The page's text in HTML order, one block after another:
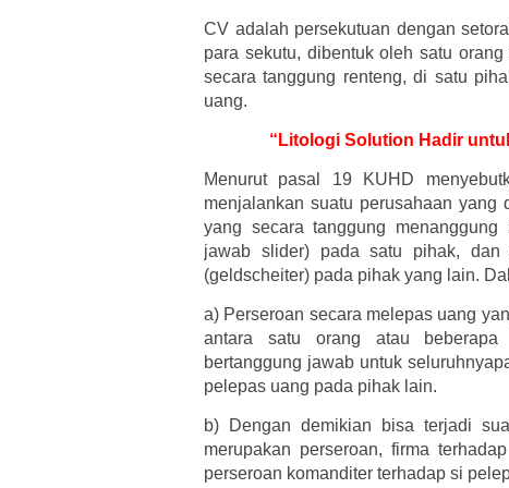
CV adalah persekutuan dengan
para sekutu, dibentuk oleh satu
secara tanggung renteng, di satu
uang.
“Litologi Solution Hadir
Menurut pasal 19 KUHD
menjalankan suatu perusahaan yang
yang secara tanggung
jawab slider) pada satu pihak,
(geldscheiter) pada pihak yang lain.
a) Perseroan secara melepas uang
antara satu orang atau beberapa
bertanggung jawab untuk
pelepas uang pada pihak lain.
b)
Dengan demikian bisa terjadi
merupakan perseroan, firma
perseroan komanditer terhadap si